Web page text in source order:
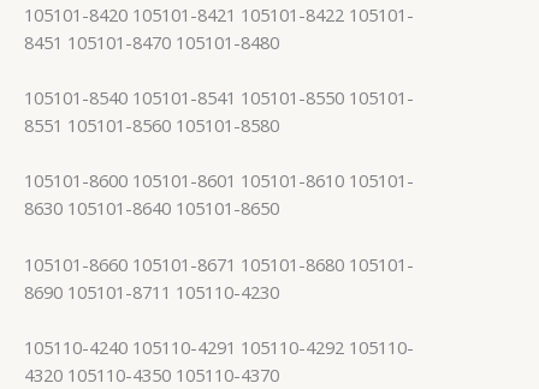
105101-8420 105101-8421 105101-8422 105101-
8451 105101-8470 105101-8480
105101-8540 105101-8541 105101-8550 105101-
8551 105101-8560 105101-8580
105101-8600 105101-8601 105101-8610 105101-
8630 105101-8640 105101-8650
105101-8660 105101-8671 105101-8680 105101-
8690 105101-8711 105110-4230
105110-4240 105110-4291 105110-4292 105110-
4320 105110-4350 105110-4370